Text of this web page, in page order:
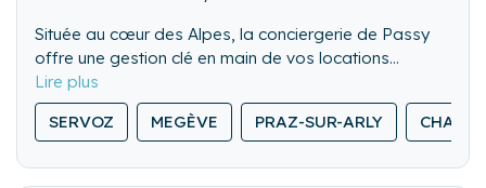
Située au cœur des Alpes, la conciergerie de Passy
offre une gestion clé en main de vos locations
saisonnières, avec des services de ménage, d’accueil
personnalisé et de maintenance. Passionnés par
notre région, nous proposons également des
SERVOZ MEGÈVE PRAZ-SUR-ARLY